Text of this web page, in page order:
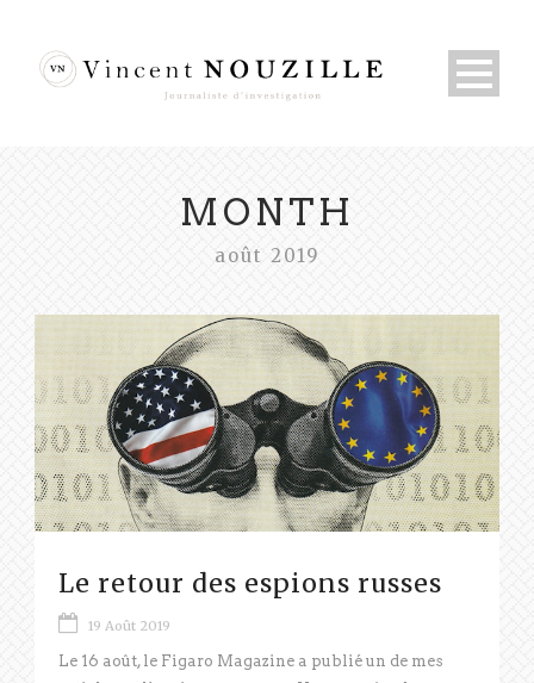
MONTH
août 2019
Le retour des espions russes
19 Août 2019
Le 16 août, le Figaro Magazine a publié un de mes